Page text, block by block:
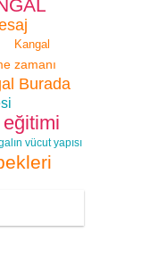
Kangal
zamanı
Burada
vücut yapısı